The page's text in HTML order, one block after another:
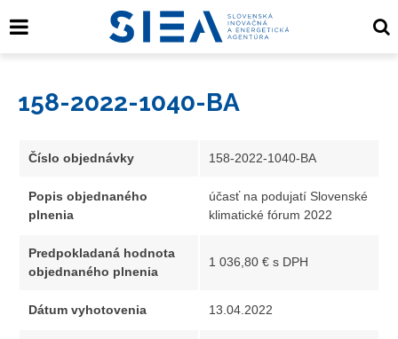
158-2022-1040-BA
Číslo objednávky 158-2022-1040-BA
Popis objednaného
plnenia
účasť na podujatí Slovenské
klimatické fórum 2022
Predpokladaná hodnota
objednaného plnenia
1 036,80 € s DPH
Dátum vyhotovenia 13.04.2022